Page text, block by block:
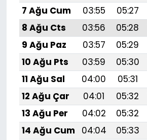
7 Ağu Cum
03:55 05:27
8 Ağu Cts
03:56 05:28
9 Ağu Paz
03:57 05:29
10 Ağu Pts
03:59 05:30
11 Ağu Sal
04:00 05:31
12 Ağu Çar
04:01 05:32
13 Ağu Per
04:02 05:32
14 Ağu Cum
04:04 05:33